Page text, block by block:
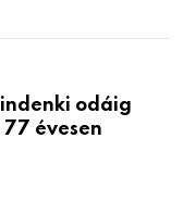
odáig
évesen